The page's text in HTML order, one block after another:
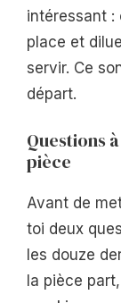
intéressant
place et
servir. Ce
départ.
Questions
pièce
Avant de
toi deux
les douze
la pièce